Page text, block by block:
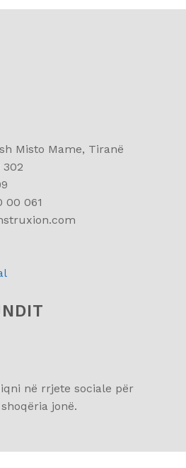
Misto Mame, Tiranë
302
00 061
në rrjete sociale për
jonë.